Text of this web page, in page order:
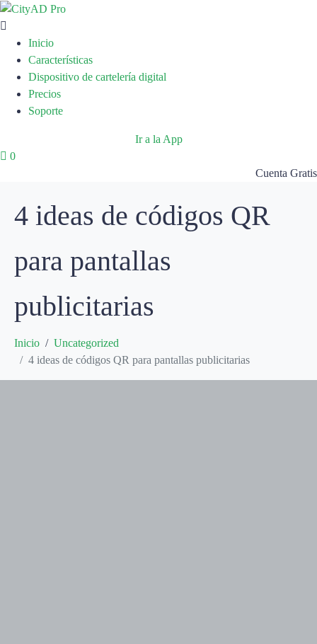
Inicio
Características
Dispositivo de cartelería digital
Precios
Soporte
Ir a la App
0
Cuenta Gratis
4 ideas de códigos QR
para pantallas
publicitarias
Inicio
Uncategorized
4 ideas de códigos QR para pantallas publicitarias